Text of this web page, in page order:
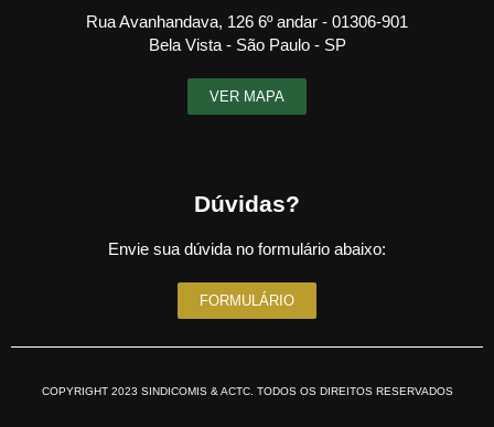
Rua Avanhandava, 126 6º andar - 01306-901
Bela Vista - São Paulo - SP
VER MAPA
Dúvidas?
Envie sua dúvida no formulário abaixo:
FORMULÁRIO
COPYRIGHT 2023 SINDICOMIS & ACTC. TODOS OS DIREITOS RESERVADOS